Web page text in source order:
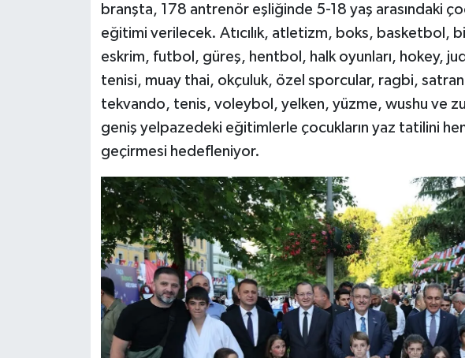
branşta, 178 antrenör eşliğinde 5-18 yaş arasındaki
eğitimi verilecek. Atıcılık, atletizm, boks, basketbol,
eskrim, futbol, güreş, hentbol, halk oyunları, hokey,
tenisi, muay thai, okçuluk, özel sporcular, ragbi,
tekvando, tenis, voleybol, yelken, yüzme, wushu ve
geniş yelpazedeki eğitimlerle çocukların yaz tatilini
geçirmesi hedefleniyor.